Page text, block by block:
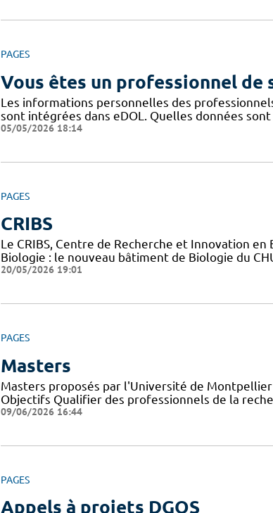
PAGES
Vous êtes un professionnel de
Les informations personnelles des
sont intégrées dans eDOL. Quelles données sont
05/05/2026 18:14
PAGES
CRIBS
Le CRIBS, Centre de Recherche et Innovation
Biologie : le nouveau bâtiment de Biologie du
20/05/2026 19:01
PAGES
Masters
Masters proposés par l'Université de Montpellier
Objectifs Qualifier des professionnels de la
09/06/2026 16:44
PAGES
Appels à projets DGOS